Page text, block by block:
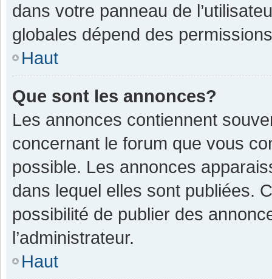
dans votre panneau de
globales dépend des
Haut
Que sont les annonces?
Les annonces contiennent
concernant le forum que vous
possible. Les annonces
dans lequel elles sont publiées.
possibilité de publier des
l’administrateur.
Haut